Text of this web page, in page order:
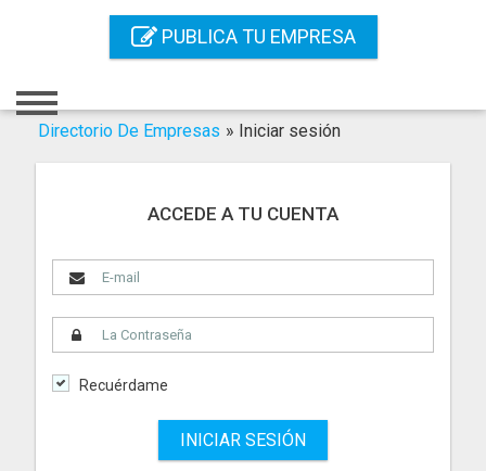
PUBLICA TU EMPRESA
Registro
Servicios Online
Servicios SEO
Publica Tu Empresa
Buscar
Directorio De Empresas » Iniciar sesión
ACCEDE A TU CUENTA
Recuérdame
INICIAR SESIÓN